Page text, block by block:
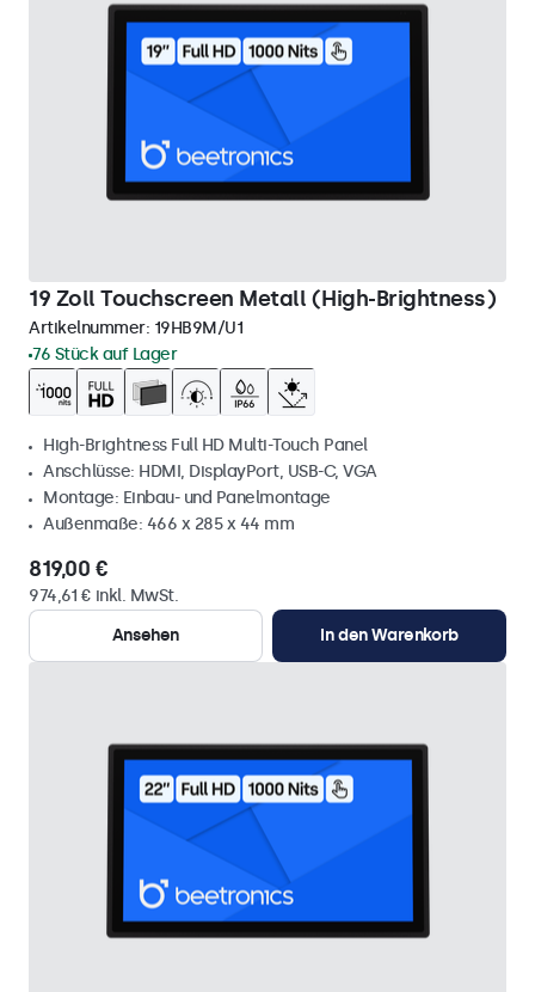
19 Zoll Touchscreen Metall (High-Brightness)
Artikelnummer: 19HB9M/U1
76 Stück auf Lager
High-Brightness Full HD Multi-Touch Panel
Anschlüsse: HDMI, DisplayPort, USB-C, VGA
Montage: Einbau- und Panelmontage
Außenmaße: 466 x 285 x 44 mm
819,00 €
974,61 € inkl. MwSt.
Ansehen
In den Warenkorb